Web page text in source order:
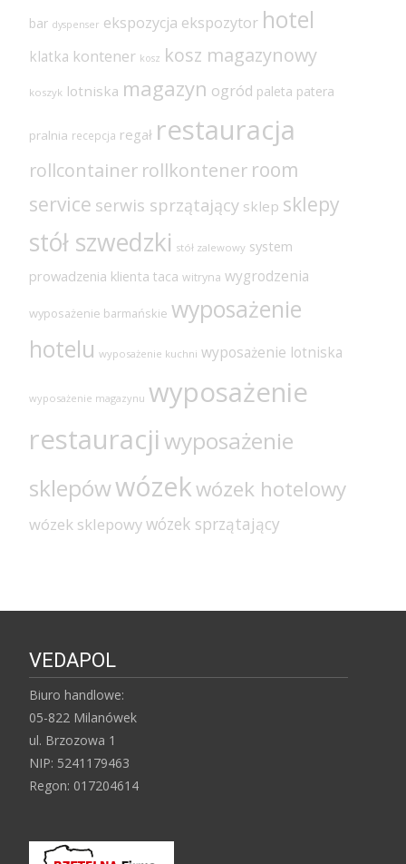
bar dyspenser ekspozycja ekspozytor hotel
klatka kontener kosz kosz magazynowy
koszyk lotniska magazyn ogród paleta patera
pralnia recepcja regał restauracja
rollcontainer rollkontener room
service serwis sprzątający sklep sklepy
stół szwedzki stół zalewowy system
prowadzenia klienta taca witryna wygrodzenia
wyposażenie barmańskie wyposażenie
hotelu wyposażenie kuchni wyposażenie lotniska
wyposażenie magazynu wyposażenie
restauracjiwyposażenie
sklepówwózekwózek hotelowy
wózek sklepowywózek sprzątający
VEDAPOL
Biuro handlowe:
05-822 Milanówek
ul. Brzozowa 1
NIP: 5241179463
Regon: 017204614